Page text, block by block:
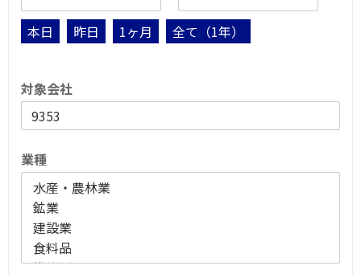
本日
昨日 1ヶ月 全て（1年）
対象会社
業種